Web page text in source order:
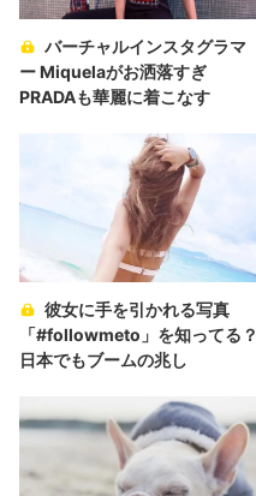
バーチャルインスタグラマ
ー Miquelaがお洒落すぎ
PRADAも華麗に着こなす
彼女に手を引かれる写真
「#followmeto」を知ってる？
日本でもブームの兆し